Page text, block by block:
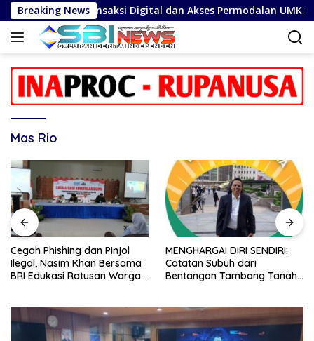
Langsung
ke
konten
Breaking News
Transaksi Digital dan Akses Permodalan UMKM
Mas Rio
Cegah Phishing dan Pinjol
Ilegal, Nasim Khan Bersama
BRI Edukasi Ratusan Warga
MENGHARGAI DIRI SENDIRI:
Catatan Subuh dari
Bentangan Tambang Tanah